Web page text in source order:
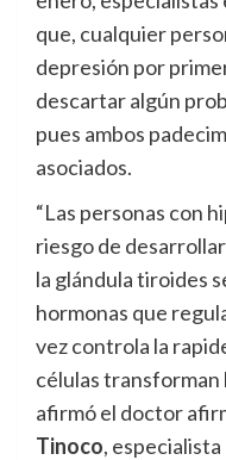
que, cualquier
depresión por
descartar algún
pues ambos
asociados.
“Las personas con
riesgo de
la glándula tiroides
hormonas que
vez controla la
células transforman
afirmó el doctor
Tinoco,